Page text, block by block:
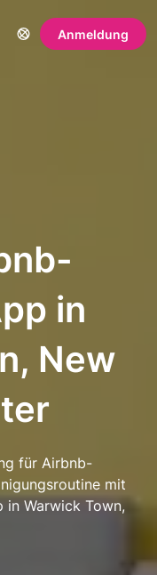
Anmeldung
in
New
für Airbnb-
mit
in Warwick Town,